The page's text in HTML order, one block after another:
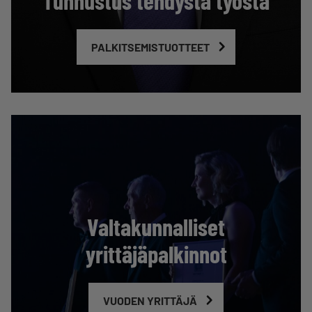
PALKITSEMISTUOTTEET
Valtakunnalliset
yrittäjäpalkinnot
VUODEN YRITTÄJÄ